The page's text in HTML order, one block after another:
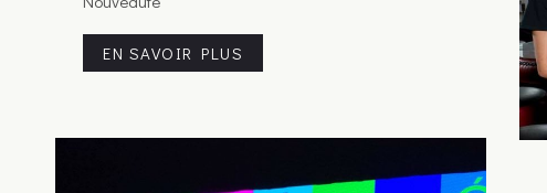
EN SAVOIR PLUS